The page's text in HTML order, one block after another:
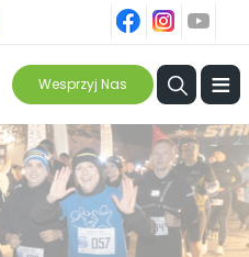
ins
Wesprzyj Nas ≡